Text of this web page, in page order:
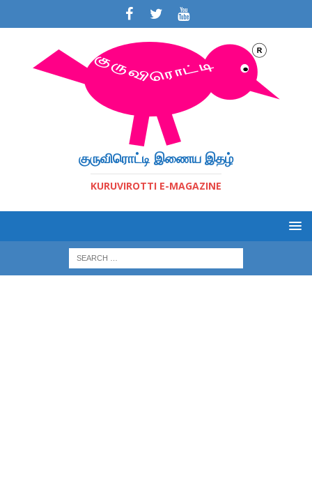
குருவிரொட்டி இணைய இதழ்
KURUVIROTTI E-MAGAZINE